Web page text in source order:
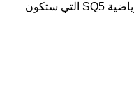
أودي الأداء، حيث كشفت عن النسخة الرياضية SQ5 التي ستكون